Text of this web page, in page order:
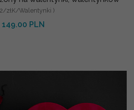
złK/Walentynki )
149.00 PLN